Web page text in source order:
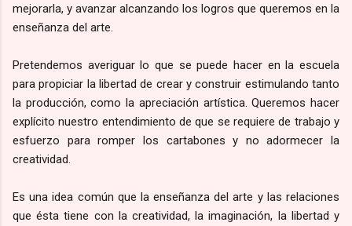
mejorarla, y avanzar alcanzando los logros que queremos en la
enseñanza del arte.
Pretendemos averiguar lo que se puede hacer en la escuela
para propiciar la libertad de crear y construir estimulando tanto
la producción, como la apreciación artística. Queremos hacer
explícito nuestro entendimiento de que se requiere de trabajo y
esfuerzo para romper los cartabones y no adormecer la
creatividad.
Es una idea común que la enseñanza del arte y las relaciones
que ésta tiene con la creatividad, la imaginación, la libertad y